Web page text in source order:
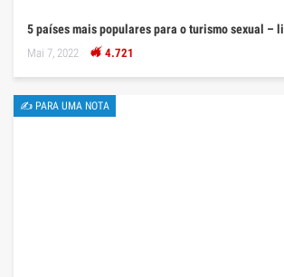
5 países mais populares para o turismo sexual –
Mai 7, 2022 4.721
✍ PARA UMA NOTA